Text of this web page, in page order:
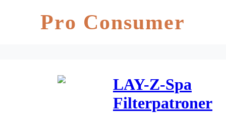
Pro Consumer
LAY-Z-Spa
Filterpatroner